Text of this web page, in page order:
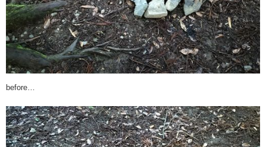
before…